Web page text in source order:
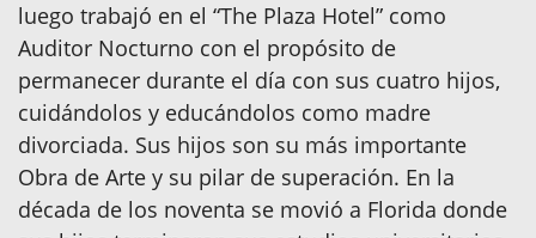
luego trabajó en el “The Plaza Hotel” como
Auditor Nocturno con el propósito de
permanecer durante el día con sus cuatro hijos,
cuidándolos y educándolos como madre
divorciada. Sus hijos son su más importante
Obra de Arte y su pilar de superación. En la
década de los noventa se movió a Florida donde